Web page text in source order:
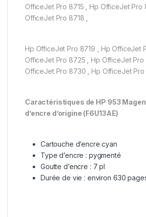
OfficeJet Pro 8715 , Hp OfficeJet Pro
OfficeJet Pro 8718 ,
Hp OfficeJet Pro 8719 , Hp OfficeJet
OfficeJet Pro 8725 , Hp OfficeJet Pro
OfficeJet Pro 8730 , Hp OfficeJet
Caractéristiques de HP 953
d’encre d’origine (F6U13AE)
Cartouche d’encre cyan
Type d’encre : pygmenté
Goutte d’encre : 7 pl
Durée de vie : environ 630